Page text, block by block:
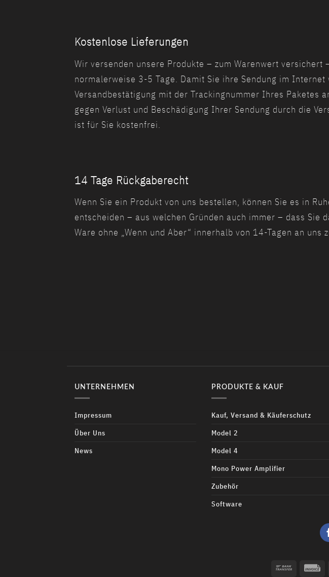
Kostenlose Lieferungen
Wir versenden unsere Produkte – zum Warenwert
normalerweise 3-5 Tage. Damit Sie ihre Sendung im
Versandbestätigung mit der Trackingnummer Ihres Paketes
gegen Verlust und Beschädigung Ihrer Sendung durch die
ist für Sie kostenfrei.
14 Tage Rückgaberecht
Wenn Sie ein Produkt von uns bestellen, können Sie es in
entscheiden – aus welchen Gründen auch immer – dass Sie
Ware ohne „Wenn und Aber“ innerhalb von 14-Tagen an
UNTERNEHMEN
Impressum
Über Uns
News
PRODUKTE & KAUF
Kauf, Versand & Käuferschutz
Model 2
Model 4
Mono Power Amplifier
Zubehör
Software